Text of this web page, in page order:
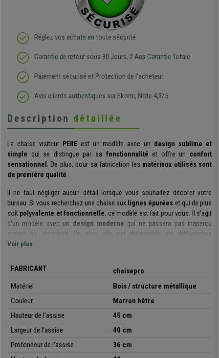
Réglez vos achats en toute sécurité
Garantie de retour sous 30 Jours, 2 Ans Garantie Totale
Paiement sécurisé et Protection de l'acheteur
Avis clients authentiques sur Ekomi, Note 4,9/5
Description détaillée
La chaise visiteur PEREest un modèle avec un design sublime et
simple qui se distingue par sa fonctionnalité et offre un confort
sensationnel . De plus, pour sa fabrication les matériaux utilisés sont
de première qualité.
Il ne faut négliger aucun détail lorsque vous souhaitez décorer votre
bureau. Si vous recherchez une chaise aux lignes épurées et qui de plus
soit polyvalente et fonctionnelle, ce modèle est fait pour vous. Il s’agit
d’un modèle avec un design moderne qui ne passera pas inaperçu
malgré sa simplicité. De plus, elle est
disponible en différentes
couleurs
choisi pour son utilisation.
Grâce à son design ergonomique, ce modèle garantit unconfort
en rendre compte, puisqu’elle offre une assise commode qui garantit le
confort de l’utilisateur.
Soulignons également que cette chaise a été
matériaux de qualité, fait pour durer de nombreuses années et se
Voir plus
FABRICANT
chaisepro
Matériel
Bois / structure métallique
Couleur
Marron hêtre
Hauteur de l'assise
45 cm
Largeur de l'assise
40 cm
Profondeur de l'assise
36 cm